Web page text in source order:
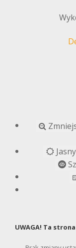
UWAGA! Ta